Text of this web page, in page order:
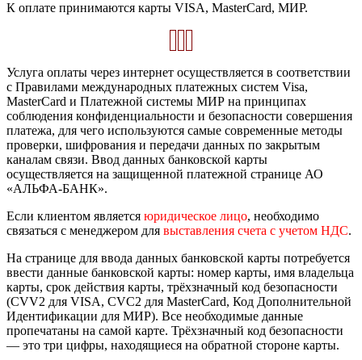
К оплате принимаются карты VISA, MasterCard, МИР.
Услуга оплаты через интернет осуществляется в соответствии
с Правилами международных платежных систем Visa,
MasterCard и Платежной системы МИР на принципах
соблюдения конфиденциальности и безопасности совершения
платежа, для чего используются самые современные методы
проверки, шифрования и передачи данных по закрытым
каналам связи. Ввод данных банковской карты
осуществляется на защищенной платежной странице АО
«АЛЬФА-БАНК».
Если клиентом является юридическое лицо, необходимо
связаться с менеджером для выставления счета с учетом НДС.
На странице для ввода данных банковской карты потребуется
ввести данные банковской карты: номер карты, имя владельца
карты, срок действия карты, трёхзначный код безопасности
(CVV2 для VISA, CVC2 для MasterCard, Код Дополнительной
Идентификации для МИР). Все необходимые данные
пропечатаны на самой карте. Трёхзначный код безопасности
— это три цифры, находящиеся на обратной стороне карты.